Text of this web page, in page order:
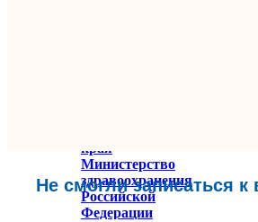
Не смогли записаться к
края
Министерство
здравоохранения
Российской
Федерации